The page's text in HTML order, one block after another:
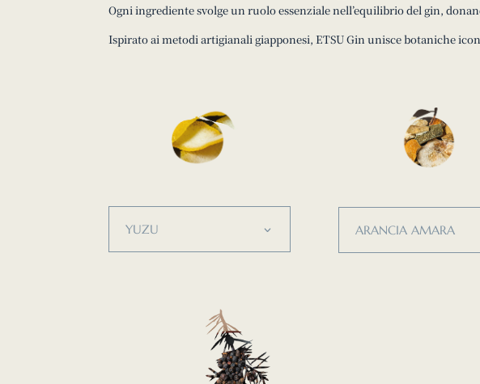
Ogni ingrediente svolge un ruolo essenziale nell’equilibrio del gin,
Ispirato ai metodi artigianali giapponesi, ETSU Gin unisce botaniche
YUZU ARANCIA AMARA